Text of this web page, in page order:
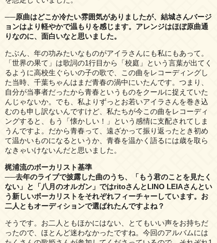
──原曲はどこか冷たい雰囲気がありましたが、結城さんバージ
ョンはより軽やかで温もりを感じます。アレンジはほぼ原曲通
りなのに、面白いなと思いました。
たぶん、年の功みたいなものがアイラさんにも私にもあって。
「世界の果て」は歌詞の1行目から「校庭」という言葉が出てく
るように高校生ぐらいの子の歌で、この曲をレコーディングし
た当時、千葉ちゃんはまだ青春の渦中にいたんです。つまり、
自分が当事者だったから青春というものをクールに捉えていた
んじゃないか。でも、私よりずっとお若いアイラさんを巻き込
むのも申し訳ないんですけど、私たちが今この曲をレコーディ
ングすると、もう「懐かしい！」という感情に支配されてしま
うんですよ。だから青春って、遠ざかって振り返ったとき初め
て温かいものになるというか、青春を温かく語るには歳を取ら
なきゃいけないんだと思いました。
梶浦流のボーカリスト基準
──去年のライブで披露した曲のうち、「もう君のことを見たく
ない」と「八月のオルガン」ではritoさんとLINO LEIAさんとい
う新しいボーカリストをそれぞれフィーチャーしています。お
二人ともオーディションで選ばれたんですよね？
そうです。お二人ともほかにはない、とてもいい声をお持ちだ
ったので、ほとんど迷わなかったですね。今回のアルバムには